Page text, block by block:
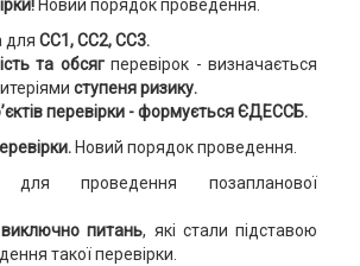
Новий порядок проведення.
для СС1, СС2, СС3.
та обсягперевірок - визначається
ступеня ризику.
перевірки - формується ЄДЕССБ.
Новий порядок проведення.
для проведення позапланової
виключно питань, які стали підставою
такої перевірки.